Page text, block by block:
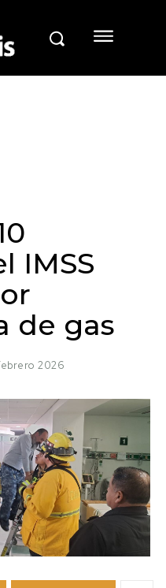
IMSS
de gas
2026